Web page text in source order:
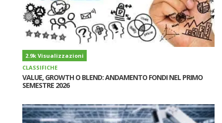
2.9k Visualizzazioni
CLASSIFICHE
VALUE, GROWTH O BLEND: ANDAMENTO FONDI NEL PRIMO
SEMESTRE 2026